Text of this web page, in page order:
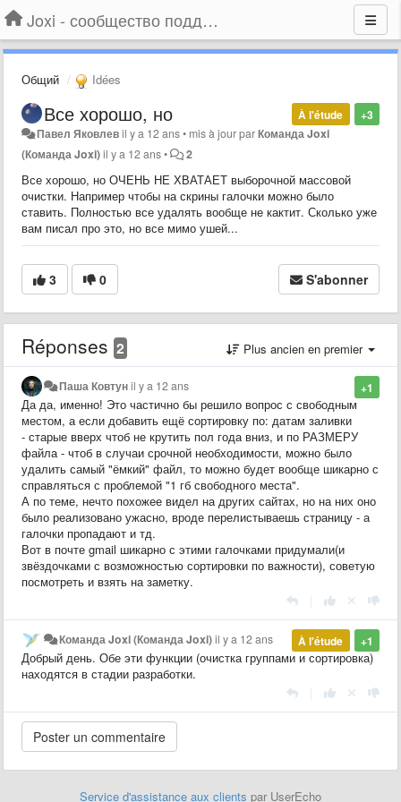
Joxi - сообщество поддержки
Общий Idées
+3
À l'étude
Все хорошо, но
Павел Яковлевil y a 12 ans• mis à jour parКоманда Joxi
(Команда Joxi)il y a 12 ans• 2
Все хорошо, но ОЧЕНЬ НЕ ХВАТАЕТ выборочной массовой
очистки. Например чтобы на скрины галочки можно было
ставить. Полностью все удалять вообще не кактит. Сколько уже
вам писал про это, но все мимо ушей...
3 0 S'abonner
Réponses 2 Plus ancien en premier
+1
Паша Ковтунil y a 12 ans
Да да, именно! Это частично бы решило вопрос с свободным
местом, а если добавить ещё сортировку по: датам заливки
- старые вверх чтоб не крутить пол года вниз, и по РАЗМЕРУ
файла - чтоб в случаи срочной необходимости, можно было
удалить самый "ёмкий" файл, то можно будет вообще шикарно с
справляться с проблемой "1 гб свободного места".
А по теме, нечто похожее видел на других сайтах, но на них оно
было реализовано ужасно, вроде перелистываешь страницу - а
галочки пропадают и тд.
Вот в почте gmail шикарно с этими галочками придумали(и
звёздочками с возможностью сортировки по важности), советую
посмотреть и взять на заметку.
+1
À l'étude
Команда Joxi (Команда Joxi)il y a 12 ans
Добрый день. Обе эти функции (очистка группами и сортировка)
находятся в стадии разработки.
Service d'assistance aux clients par UserEcho